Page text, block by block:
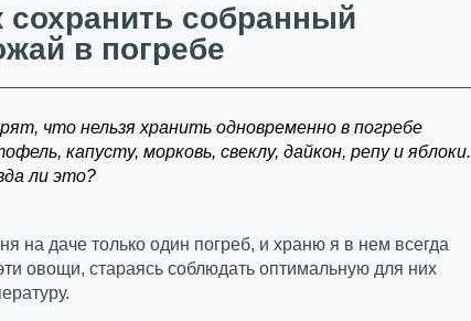
сохранить собранный
в погребе
что нельзя хранить одновременно в погребе
капусту, морковь, свеклу, дайкон, репу и яблоки.
ли это?
на даче только один погреб, и храню я в нем всегда
овощи, стараясь соблюдать оптимальную для них